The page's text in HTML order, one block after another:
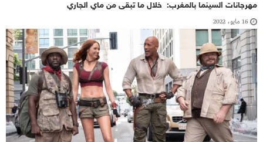
مهرجانات السينما بالمغرب: خلال ما تبقى من ماي الجاري
16 مايو، 2022